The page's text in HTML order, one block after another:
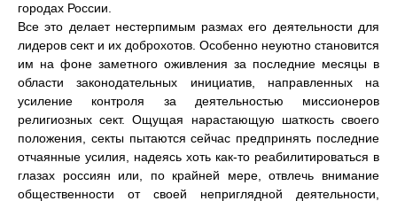
городах России.
Все это делает нестерпимым размах его деятельности для
лидеров сект и их доброхотов. Особенно неуютно становится
им на фоне заметного оживления за последние месяцы в
области законодательных инициатив, направленных на
усиление контроля за деятельностью миссионеров
религиозных сект. Ощущая нарастающую шаткость своего
положения, секты пытаются сейчас предпринять последние
отчаянные усилия, надеясь хоть как-то реабилитироваться в
глазах россиян или, по крайней мере, отвлечь внимание
общественности от своей неприглядной деятельности,